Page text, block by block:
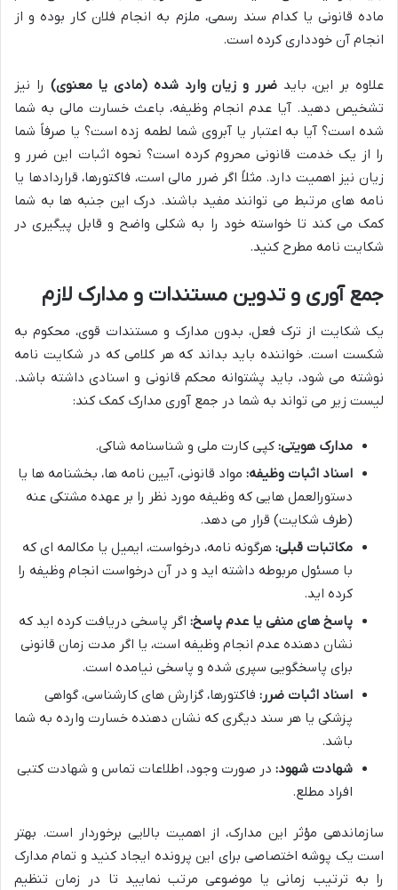
ماده قانونی یا کدام سند رسمی، ملزم به انجام فلان کار بوده و از
انجام آن خودداری کرده است.
علاوه بر این، بایدضرر و زیان وارد شده (مادی یا معنوی) را نیز
تشخیص دهید. آیا عدم انجام وظیفه، باعث خسارت مالی به شما
شده است؟ آیا به اعتبار یا آبروی شما لطمه زده است؟ یا صرفاً شما
را از یک خدمت قانونی محروم کرده است؟ نحوه اثبات این ضرر و
زیان نیز اهمیت دارد. مثلاً اگر ضرر مالی است، فاکتورها، قراردادها یا
نامه های مرتبط می توانند مفید باشند. درک این جنبه ها به شما
کمک می کند تا خواسته خود را به شکلی واضح و قابل پیگیری در
شکایت نامه مطرح کنید.
جمع آوری و تدوین مستندات و مدارک لازم
یک شکایت از ترک فعل، بدون مدارک و مستندات قوی، محکوم به
شکست است. خواننده باید بداند که هر کلامی که در شکایت نامه
نوشته می شود، باید پشتوانه محکم قانونی و اسنادی داشته باشد.
لیست زیر می تواند به شما در جمع آوری مدارک کمک کند:
مدارک هویتی: کپی کارت ملی و شناسنامه شاکی.
اسناد اثبات وظیفه: مواد قانونی، آیین نامه ها، بخشنامه ها یا
دستورالعمل هایی که وظیفه مورد نظر را بر عهده مشتکی عنه
(طرف شکایت) قرار می دهد.
مکاتبات قبلی: هرگونه نامه، درخواست، ایمیل یا مکالمه ای که
با مسئول مربوطه داشته اید و در آن درخواست انجام وظیفه را
کرده اید.
پاسخ های منفی یا عدم پاسخ: اگر پاسخی دریافت کرده اید که
نشان دهنده عدم انجام وظیفه است، یا اگر مدت زمان قانونی
برای پاسخگویی سپری شده و پاسخی نیامده است.
اسناد اثبات ضرر: فاکتورها، گزارش های کارشناسی، گواهی
پزشکی یا هر سند دیگری که نشان دهنده خسارت وارده به شما
باشد.
شهادت شهود: در صورت وجود، اطلاعات تماس و شهادت کتبی
افراد مطلع.
سازماندهی مؤثر این مدارک، از اهمیت بالایی برخوردار است. بهتر
است یک پوشه اختصاصی برای این پرونده ایجاد کنید و تمام مدارک
را به ترتیب زمانی یا موضوعی مرتب نمایید تا در زمان تنظیم